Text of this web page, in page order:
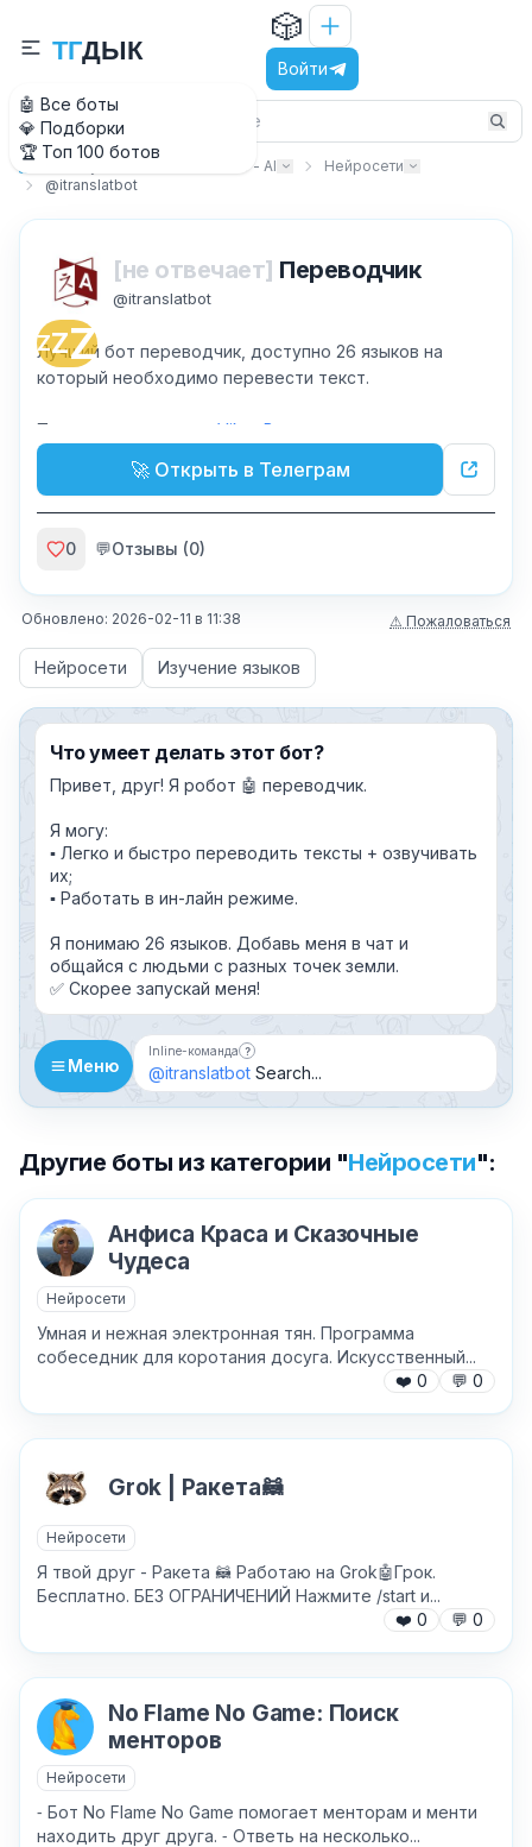
🤖 Все боты
💎 Подборки
🏆 Топ 100 ботов
ТГДЫК
🎲
Войти
Главная Искусственный интеллект - AI
Нейросети
@itranslatbot
ZZZ
[не отвечает] Переводчик
@itranslatbot
Лучший бот переводчик, доступно 26 языков на
который необходимо перевести текст.
По всем вопросам: @ViktorB
🚀 Открыть в Телеграм
0 💬Отзывы (0)
Обновлено: 2026-02-11 в 11:38 ⚠ Пожаловаться
Причина жалобы*
Нейросети Изучение языков
Что умеет делать этот бот?
Привет, друг! Я робот 🤖 переводчик.
Я могу:
▪️ Легко и быстро переводить тексты + озвучивать
их;
▪️ Работать в ин-лайн режиме.
Я понимаю 26 языков. Добавь меня в чат и
общайся с людьми с разных точек земли.
✅ Скорее запускай меня!
Меню
Inline-команда ?
Бот можно добавить в чат и
@itranslatbot Search...
Другие боты из категории "Нейросети":
Анфиса Краса и Сказочные
Чудеса
Нейросети
Умная и нежная электронная тян. Программа
собеседник для коротания досуга. Искусственный...
❤️ 0 💬 0
Grok | Ракета🦝
Нейросети
Я твой друг - Ракета 🦝 Работаю на Grok🤖Грок.
Бесплатно. БЕЗ ОГРАНИЧЕНИЙ Нажмите /start и...
❤️ 0 💬 0
No Flame No Game: Поиск
менторов
Нейросети
⁃ Бот No Flame No Game помогает менторам и менти
находить друг друга. ⁃ Ответь на несколько...